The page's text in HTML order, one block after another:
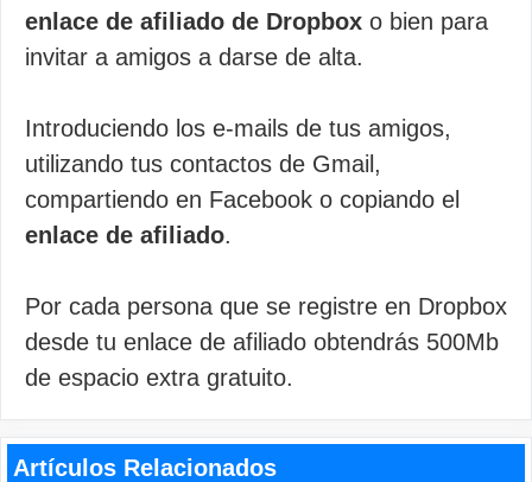
enlace de afiliado de Dropbox o bien para
invitar a amigos a darse de alta.
Introduciendo los e-mails de tus amigos,
utilizando tus contactos de Gmail,
compartiendo en Facebook o copiando el
enlace de afiliado.
Por cada persona que se registre en Dropbox
desde tu enlace de afiliado obtendrás 500Mb
de espacio extra gratuito.
Artículos Relacionados